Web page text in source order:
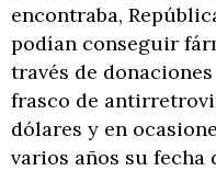
encontraba,
podían conseguir
través de
frasco de
dólares y en
varios años su fecha